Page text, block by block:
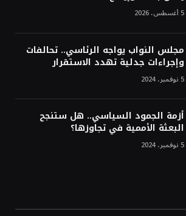
5 أغسطس، 2026
مجلس النواب يواجه الرئاسي.. تحالفات
وإجراءات جدلية تهدد الاستقرار
5 نوفمبر، 2024
أزمة الجمود السياسي.. هل ستنجح
البعثة الأممية في تجاوزها؟
5 نوفمبر، 2024